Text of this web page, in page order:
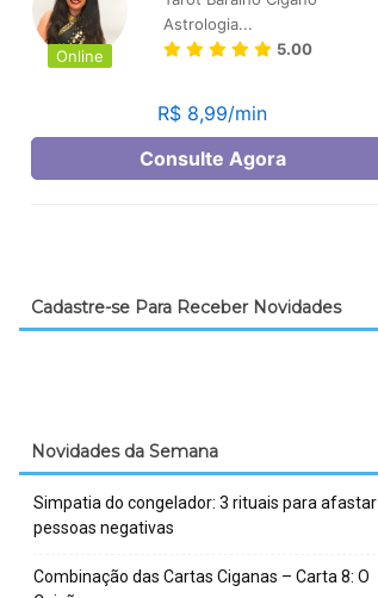
Cadastre-se Para Receber Novidades
Novidades da Semana
Simpatia do congelador: 3 rituais para afastar
pessoas negativas
Combinação das Cartas Ciganas – Carta 8: O